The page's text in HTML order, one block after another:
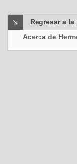
Regresar a
Acerca de